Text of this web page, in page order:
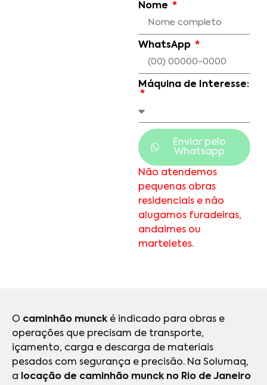
Nome
WhatsApp
Máquina de Interesse:
Enviar pelo
Whatsapp
Não atendemos
pequenas obras
residenciais e não
alugamos furadeiras,
andaimes ou
marteletes.
O caminhão muncké indicado para obras e
operações que precisam de transporte,
içamento, carga e descarga de materiais
pesados com segurança e precisão. Na Solumaq,
a locação de caminhão munck no Rio de Janeiro